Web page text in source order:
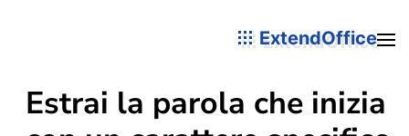
ExtendOffice
Estrai la parola che inizia